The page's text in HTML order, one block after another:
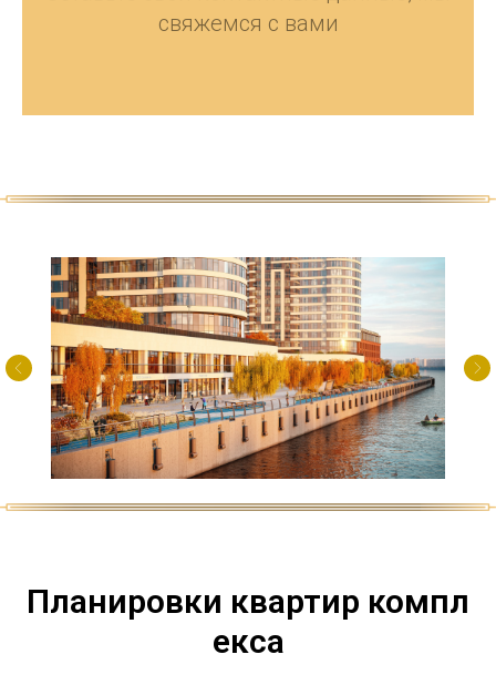
свяжемся с вами
Планировки квартир компл
екса